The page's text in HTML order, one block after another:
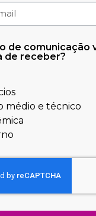
de comunicação
de receber?
médio e técnico